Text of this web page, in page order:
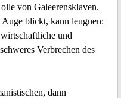
von Galeerensklaven.
Auge blickt, kann leugnen:
und
Verbrechen des
dann